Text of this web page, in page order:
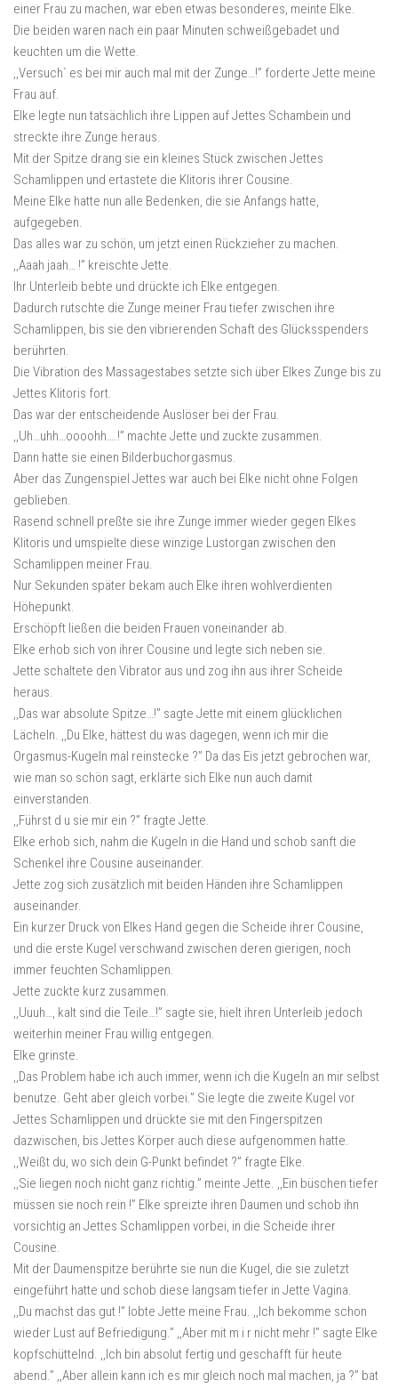
einer Frau zu machen, war eben etwas besonderes, meinte Elke.
Die beiden waren nach ein paar Minuten schweißgebadet und
keuchten um die Wette.
,,Versuch` es bei mir auch mal mit der Zunge…!” forderte Jette meine
Frau auf.
Elke legte nun tatsächlich ihre Lippen auf Jettes Schambein und
streckte ihre Zunge heraus.
Mit der Spitze drang sie ein kleines Stück zwischen Jettes
Schamlippen und ertastete die Klitoris ihrer Cousine.
Meine Elke hatte nun alle Bedenken, die sie Anfangs hatte,
aufgegeben.
Das alles war zu schön, um jetzt einen Rückzieher zu machen.
,,Aaah jaah… !” kreischte Jette.
Ihr Unterleib bebte und drückte ich Elke entgegen.
Dadurch rutschte die Zunge meiner Frau tiefer zwischen ihre
Schamlippen, bis sie den vibrierenden Schaft des Glücksspenders
berührten.
Die Vibration des Massagestabes setzte sich über Elkes Zunge bis zu
Jettes Klitoris fort.
Das war der entscheidende Auslöser bei der Frau.
,,Uh…uhh…oooohh….!” machte Jette und zuckte zusammen.
Dann hatte sie einen Bilderbuchorgasmus.
Aber das Zungenspiel Jettes war auch bei Elke nicht ohne Folgen
geblieben.
Rasend schnell preßte sie ihre Zunge immer wieder gegen Elkes
Klitoris und umspielte diese winzige Lustorgan zwischen den
Schamlippen meiner Frau.
Nur Sekunden später bekam auch Elke ihren wohlverdienten
Höhepunkt.
Erschöpft ließen die beiden Frauen voneinander ab.
Elke erhob sich von ihrer Cousine und legte sich neben sie.
Jette schaltete den Vibrator aus und zog ihn aus ihrer Scheide
heraus.
,,Das war absolute Spitze…!” sagte Jette mit einem glücklichen
Lächeln. ,,Du Elke, hättest du was dagegen, wenn ich mir die
Orgasmus-Kugeln mal reinstecke ?” Da das Eis jetzt gebrochen war,
wie man so schön sagt, erklärte sich Elke nun auch damit
einverstanden.
,,Führst d u sie mir ein ?” fragte Jette.
Elke erhob sich, nahm die Kugeln in die Hand und schob sanft die
Schenkel ihre Cousine auseinander.
Jette zog sich zusätzlich mit beiden Händen ihre Schamlippen
auseinander.
Ein kurzer Druck von Elkes Hand gegen die Scheide ihrer Cousine,
und die erste Kugel verschwand zwischen deren gierigen, noch
immer feuchten Schamlippen.
Jette zuckte kurz zusammen.
,,Uuuh…, kalt sind die Teile…!” sagte sie, hielt ihren Unterleib jedoch
weiterhin meiner Frau willig entgegen.
Elke grinste.
,,Das Problem habe ich auch immer, wenn ich die Kugeln an mir selbst
benutze. Geht aber gleich vorbei.” Sie legte die zweite Kugel vor
Jettes Schamlippen und drückte sie mit den Fingerspitzen
dazwischen, bis Jettes Körper auch diese aufgenommen hatte.
,,Weißt du, wo sich dein G-Punkt befindet ?” fragte Elke.
,,Sie liegen noch nicht ganz richtig.” meinte Jette. ,,Ein büschen tiefer
müssen sie noch rein !” Elke spreizte ihren Daumen und schob ihn
vorsichtig an Jettes Schamlippen vorbei, in die Scheide ihrer
Cousine.
Mit der Daumenspitze berührte sie nun die Kugel, die sie zuletzt
eingeführt hatte und schob diese langsam tiefer in Jette Vagina.
,,Du machst das gut !” lobte Jette meine Frau. ,,Ich bekomme schon
wieder Lust auf Befriedigung.” ,,Aber mit m i r nicht mehr !” sagte Elke
kopfschüttelnd. ,,Ich bin absolut fertig und geschafft für heute
abend.” ,,Aber allein kann ich es mir gleich noch mal machen, ja ?” bat